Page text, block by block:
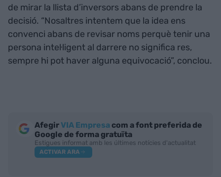
de mirar la llista d’inversors abans de prendre la
decisió. “Nosaltres intentem que la idea ens
convenci abans de revisar noms perquè tenir una
persona intel·ligent al darrere no significa res,
sempre hi pot haver alguna equivocació”, conclou.
AfegirVIA Empresa com a font preferida de
Google de forma gratuïta
Estigues informat amb les últimes notícies d'actualitat
ACTIVAR ARA